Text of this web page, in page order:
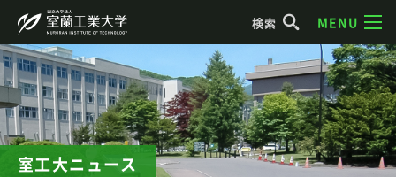
検索 MENU
室工大ニュース